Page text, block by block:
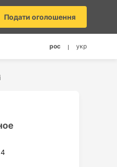
Подати оголошення
рос укр